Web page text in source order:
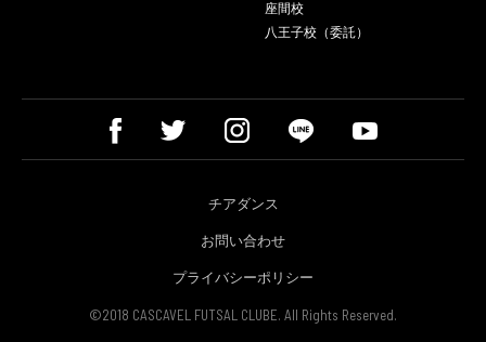
座間校
八王子校（委託）
チアダンス
お問い合わせ
プライバシーポリシー
©2018 CASCAVEL FUTSAL CLUBE. All Rights Reserved.